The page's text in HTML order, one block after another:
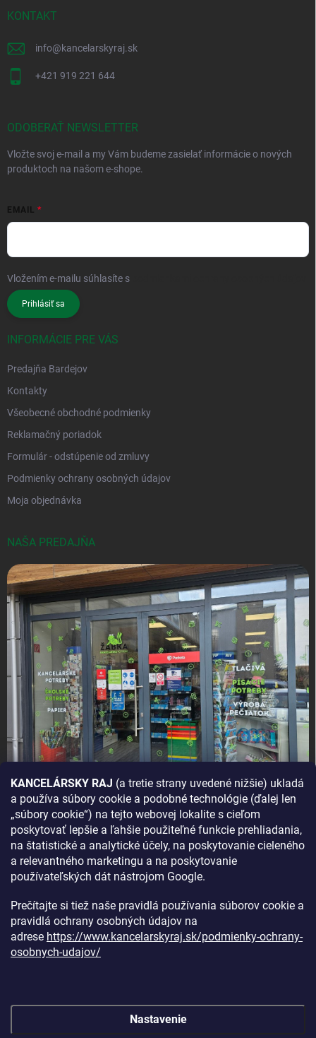
KANCELÁRSKY RAJ (a tretie strany uvedené nižšie) ukladá
a používa súbory cookie a podobné technológie (ďalej len
„súbory cookie“) na tejto webovej lokalite s cieľom
poskytovať lepšie a ľahšie použiteľné funkcie prehliadania,
na štatistické a analytické účely, na poskytovanie cieleného
a relevantného marketingu a na poskytovanie
používateľských dát nástrojom Google.
Prečítajte si tiež naše pravidlá používania súborov cookie a
pravidlá ochrany osobných údajov na
adrese https://www.kancelarskyraj.sk/podmienky-ochrany-
osobnych-udajov/
Nastavenie
KONTAKT
info@kancelarskyraj.sk
+421 919 221 644
ODOBERAŤ NEWSLETTER
Vložte svoj e-mail a my Vám budeme zasielať informácie o nových
produktoch na našom e-shope.
EMAIL
Vložením e-mailu súhlasíte s
Prihlásiť sa
INFORMÁCIE PRE VÁS
Predajňa Bardejov
Kontakty
Všeobecné obchodné podmienky
Reklamačný poriadok
Formulár - odstúpenie od zmluvy
Podmienky ochrany osobných údajov
Moja objednávka
NAŠA PREDAJŇA
AKO SA K NÁM DOSTANETE?